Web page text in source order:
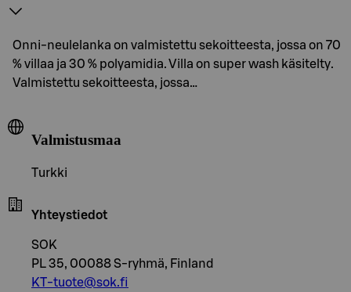
Onni-neulelanka on valmistettu sekoitteesta, jossa on 70
% villaa ja 30 % polyamidia. Villa on super wash käsitelty.
Valmistettu sekoitteesta, jossa…
Valmistusmaa
Turkki
Yhteystiedot
SOK
PL 35, 00088 S-ryhmä, Finland
KT-tuote@sok.fi